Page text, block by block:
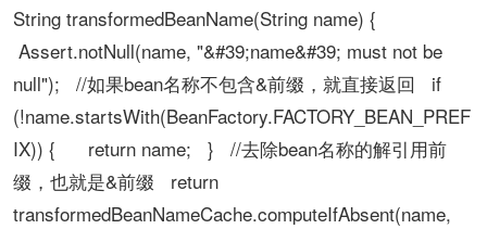
String transformedBeanName(String name) {
Assert.notNull(name, "&#39;name&#39; must not be
null"); //如果bean名称不包含&前缀，就直接返回 if
(!name.startsWith(BeanFactory.FACTORY_BEAN_PREF
IX)) { return name; } //去除bean名称的解引用前
缀，也就是&前缀 return
transformedBeanNameCache.computeIfAbsent(name,